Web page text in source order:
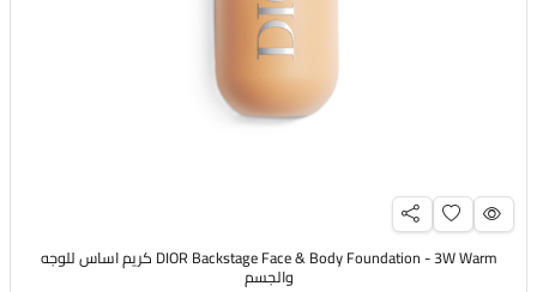
DIOR Backstage Face & Body Foundation - 3W Warm كريم اساس للوجه
والجسم